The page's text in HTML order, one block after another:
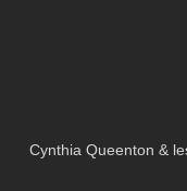
Cynthia Queenton &